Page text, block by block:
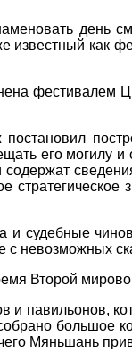
день
как
его могилу
судебные
невозможных
Второй
и
большое
Мяньшань